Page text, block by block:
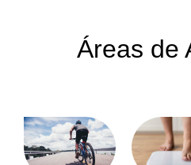
Áreas de